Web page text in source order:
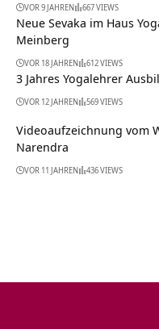
VOR 9 JAHREN 667 VIEWS
Neue Sevaka im Haus
Meinberg
VOR 18 JAHREN 612 VIEWS
3 Jahres Yogalehrer
VOR 12 JAHREN 569 VIEWS
Videoaufzeichnung vom
Narendra
VOR 11 JAHREN 436 VIEWS